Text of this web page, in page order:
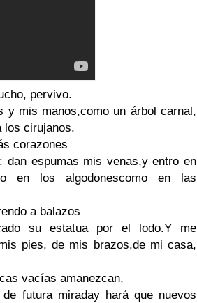
pervivo.
y mis manos,como un árbol carnal,
los cirujanos.
corazones
dan espumas mis venas,y entro en
en los algodonescomo en las
a balazos
su estatua por el lodo.Y me
pies, de mis brazos,de mi casa,
vacías amanezcan,
futura miraday hará que nuevos